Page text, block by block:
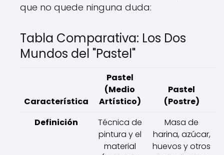
que no quede ninguna duda:
Tabla Comparativa: Los Dos
Mundos del "Pastel"
Característica
Pastel
(Medio
Artístico)
Pastel
(Postre)
Definición
Técnica de
pintura y el
material
Masa de
harina, azúcar,
huevos y otros